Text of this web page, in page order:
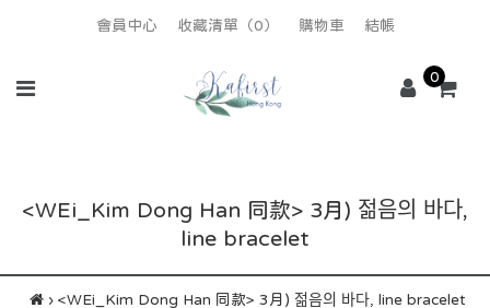
會員中心 收藏清單（0） 購物車 結帳
0
<WEi_Kim Dong Han 同款> 3月) 젊음의 바다,
line bracelet
<WEi_Kim Dong Han 同款> 3月) 젊음의 바다, line bracelet